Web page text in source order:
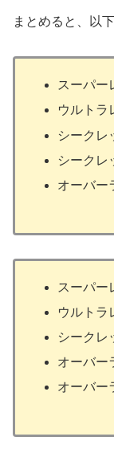
まとめると、以
スーパ
ウルト
シーク
シークレ
オーバー
スーパ
ウルト
シーク
オーバー
オーバー